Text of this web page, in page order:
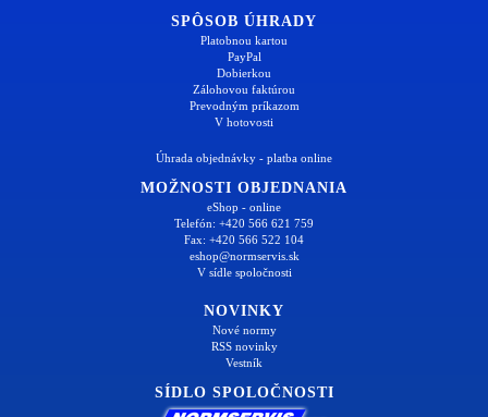
SPÔSOB ÚHRADY
Platobnou kartou
PayPal
Dobierkou
Zálohovou faktúrou
Prevodným príkazom
V hotovosti
Úhrada objednávky - platba online
MOŽNOSTI OBJEDNANIA
eShop - online
Telefón: +420 566 621 759
Fax: +420 566 522 104
eshop@normservis.sk
V sídle spoločnosti
NOVINKY
Nové normy
RSS novinky
Vestník
SÍDLO SPOLOČNOSTI